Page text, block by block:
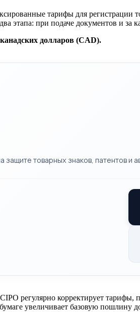
тарифы для регистрации
этапа: при подаче документов и за
долларов (CAD).
товарных знаков, патентов и
регулярно корректирует
увеличивает базовую пошлину